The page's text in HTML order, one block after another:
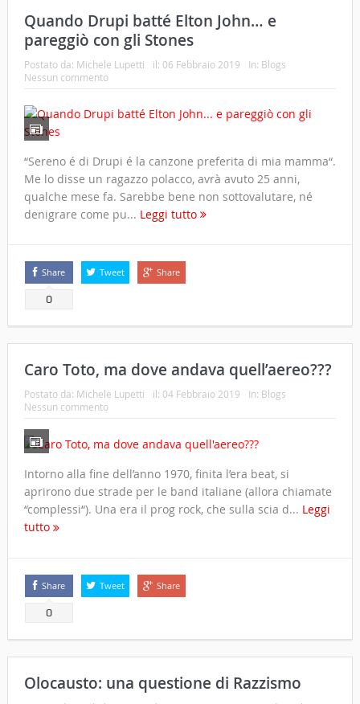
Quando Drupi batté Elton John… e
pareggiò con gli Stones
Postato da: Michele Lupetti il: 06 Febbraio 2019 In: Blogs
Nessun commento
“Sereno é di Drupi é la canzone preferita di mia mamma“.
Me lo disse un ragazzo polacco, avrà avuto 25 anni,
qualche mese fa. Sarebbe bene non sottovalutare, né
denigrare come pu... Leggi tutto
Share
0
Tweet Share
Caro Toto, ma dove andava quell’aereo???
Postato da: Michele Lupetti il: 04 Febbraio 2019 In: Blogs
Nessun commento
Intorno alla fine dell’anno 1970, finita l’era beat, si
aprirono due strade per le band italiane (allora chiamate
“complessi“). Una era il prog rock, che sulla scia d... Leggi
tutto
Share
0
Tweet Share
Olocausto: una questione di Razzismo